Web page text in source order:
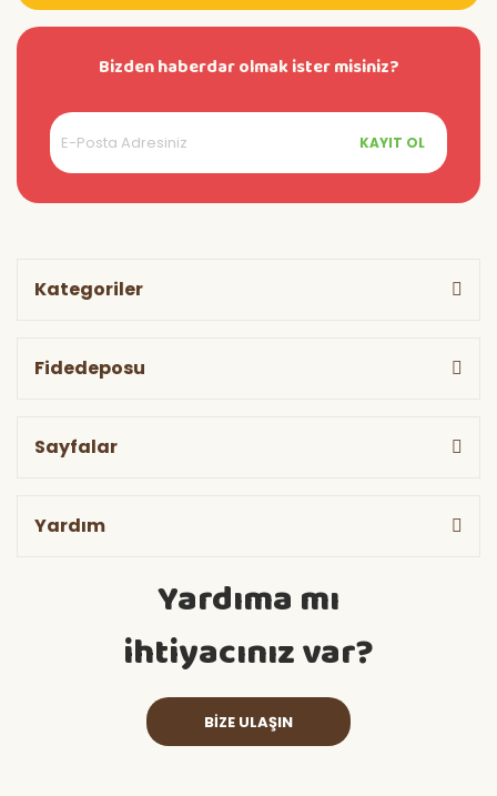
Bizden haberdar olmak ister misiniz?
KAYIT OL
Kategoriler
Fidedeposu
Sayfalar
Yardım
Yardıma mı
ihtiyacınız var?
BİZE ULAŞIN